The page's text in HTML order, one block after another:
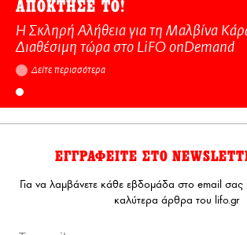
ΑΠΟΚΤΗΣΕ ΤΟ!
Η Σκληρή Αλήθεια για τη Μαλβίνα
Διαθέσιμη τώρα στo LiFO onDemand
Δείτε περισσότερα
ΕΓΓΡΑΦΕΙΤΕ ΣΤΟ
Για να λαμβάνετε κάθε εβδομάδα στο email σας
καλύτερα άρθρα του lifo.gr